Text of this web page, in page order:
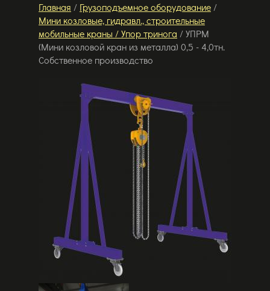
Главная / Грузоподъемное оборудование /
Мини козловые, гидравл., строительные
мобильные краны / Упор тринога / УПРМ
(Мини козловой кран из металла) 0,5 - 4,0тн.
Собственное производство